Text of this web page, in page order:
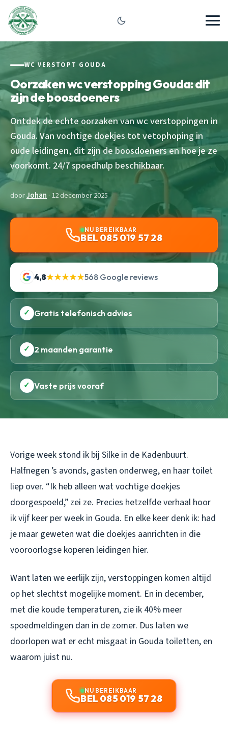
WC VERSTOPT GOUDA
Oorzaken wc verstopping Gouda: dit
zijn de boosdoeners
Ontdek de echte oorzaken van wc verstoppingen in
Gouda. Van vochtige doekjes tot vetophoping in
oude leidingen, dit zijn de boosdoeners en hoe je ze
voorkomt. 24/7 spoedhulp beschikbaar.
doorJohan · 12 december 2025
NU BEREIKBAAR
BEL 085 019 57 28
4,8★★★★★568 Google reviews
✓ Gratis telefonisch advies
✓ 2 maanden garantie
✓ Vaste prijs vooraf
Vorige week stond ik bij Silke in de Kadenbuurt.
Halfnegen ’s avonds, gasten onderweg, en haar toilet
liep over. “Ik heb alleen wat vochtige doekjes
doorgespoeld,” zei ze. Precies hetzelfde verhaal hoor
ik vijf keer per week in Gouda. En elke keer denk ik: had
je maar geweten wat die doekjes aanrichten in die
vooroorlogse koperen leidingen hier.
Want laten we eerlijk zijn, verstoppingen komen altijd
op het slechtst mogelijke moment. En in december,
met die koude temperaturen, zie ik 40% meer
spoedmeldingen dan in de zomer. Dus laten we
doorlopen wat er echt misgaat in Gouda toiletten, en
waarom juist nu.
NU BEREIKBAAR
BEL 085 019 57 28